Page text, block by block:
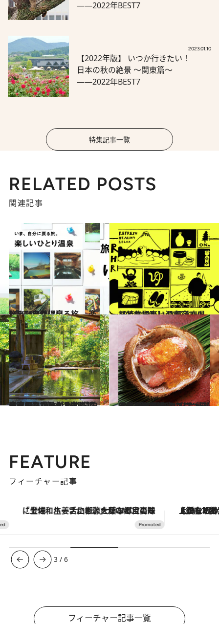
――2022年BEST7
2023.01.10
【2022年版】 いつか行きたい！
日本の秋の絶景 ～関東篇～
――2022年BEST7
特集記事一覧
RELATED POSTS
関連記事
2022.6.9
いま、自然に戻る旅。 楽しいひとり温泉
旅＆お出かけ 2022.2.10
【特集記事】47都道府県 ひとりにいい温泉宿250
旅＆お出かけ
2022.7.3
連泊の醍醐味がわかる温泉宿4選 ご飯も温泉も1泊じゃ足りない！ 長期滞在が正解な宿、増えてます
旅＆お出かけ 2022.6.28
【料理が美味しい！】温泉宿8選 “温泉のプロ”が選んだ 極上グルメが待つ日本全国の温泉宿
旅＆お出かけ
FEATURE
フィーチャー記事
「土佐和ハーブかき氷」がOMO7高知に登場！生姜、山椒、大葉など目にも舌にも涼を呼ぶ郷土の味 【銀座で出合う最旬美容】美髪ケアや上質
3 /6
フィーチャー記事一覧